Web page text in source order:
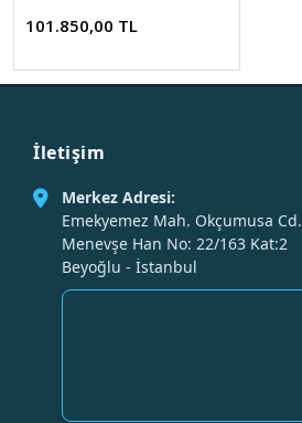
101.850,00 TL
İletişim
Merkez Adresi:
Emekyemez Mah. Okçumusa Cd.
Menevşe Han No: 22/163 Kat:2
Beyoğlu - İstanbul